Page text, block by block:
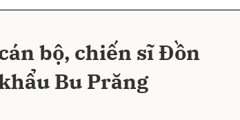
bộ, chiến sĩ Đồn
Bu Prăng